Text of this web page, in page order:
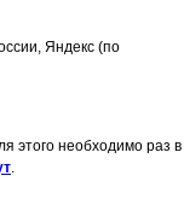
Яндекс (по
этого необходимо раз в
.